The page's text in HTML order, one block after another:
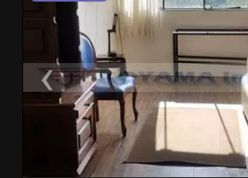
‹
Previous